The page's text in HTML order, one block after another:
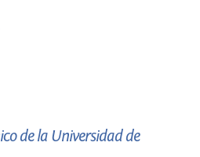
de la Universidad de